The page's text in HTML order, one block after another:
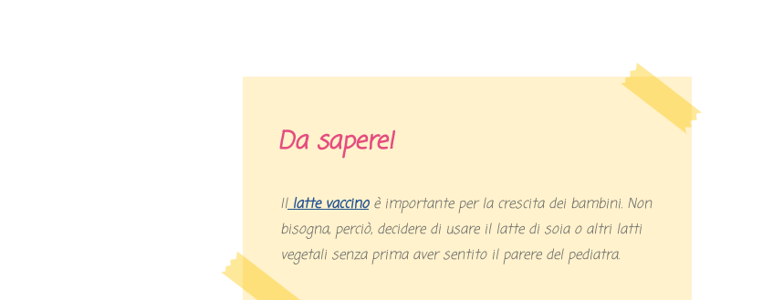
Da sapere!
Illatte vaccinoè importante per la crescita dei bambini. Non
bisogna, perciò, decidere di usare il latte di soia o altri latti
vegetali senza prima aver sentito il parere del pediatra.